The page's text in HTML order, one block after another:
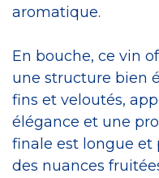
aromatique.
En bouche, ce vin
une structure bien
fins et veloutés,
élégance et une
finale est longue et
des nuances